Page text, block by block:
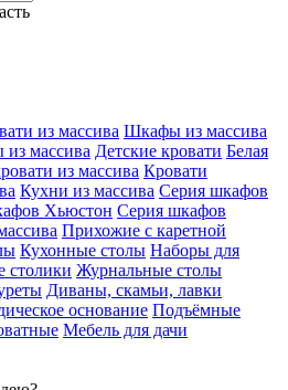
из массива Шкафы из массива
массива Детские кровати Белая
из массива Кровати
Кухни из массива Серия шкафов
Хьюстон Серия шкафов
Прихожие с каретной
Кухонные столы Наборы для
столики Журнальные столы
Диваны, скамьи, лавки
основание Подъёмные
Мебель для дачи